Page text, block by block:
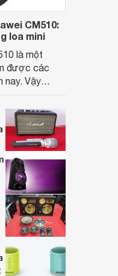
CM510:
loa mini
là một
được các
nay. Vậy